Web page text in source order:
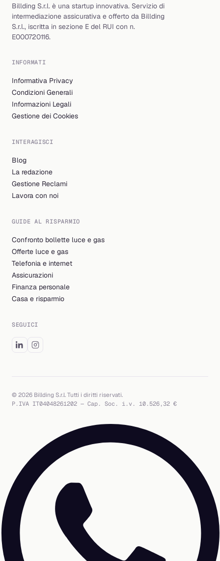
Billding S.r.l. è una startup innovativa. Servizio di
intermediazione assicurativa e offerto da Billding
S.r.l., iscritta in sezione E del RUI con n.
E000720116.
INFORMATI
Informativa Privacy
Condizioni Generali
Informazioni Legali
Gestione dei Cookies
INTERAGISCI
Blog
La redazione
Gestione Reclami
Lavora con noi
GUIDE AL RISPARMIO
Confronto bollette luce e gas
Offerte luce e gas
Telefonia e internet
Assicurazioni
Finanza personale
Casa e risparmio
SEGUICI
© 2026 Billding S.r.l. Tutti i diritti riservati.
P.IVA IT04048261202 — Cap. Soc. i.v. 10.526,32 €